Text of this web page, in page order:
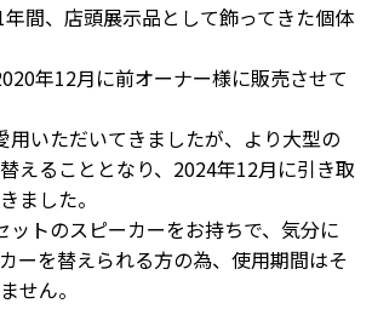
間、店頭展示品として飾ってきた個体
年12月に前オーナー様に販売させて
用いただいてきましたが、より大型の
えることとなり、2024年12月に引き取
ました。
ットのスピーカーをお持ちで、気分に
ーを替えられる方の為、使用期間はそ
せん。